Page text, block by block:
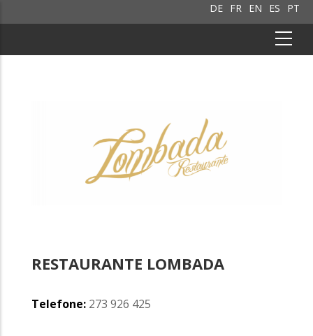
PT
ES
EN
FR
DE
RESTAURANTE LOMBADA
Telefone: 273 926 425